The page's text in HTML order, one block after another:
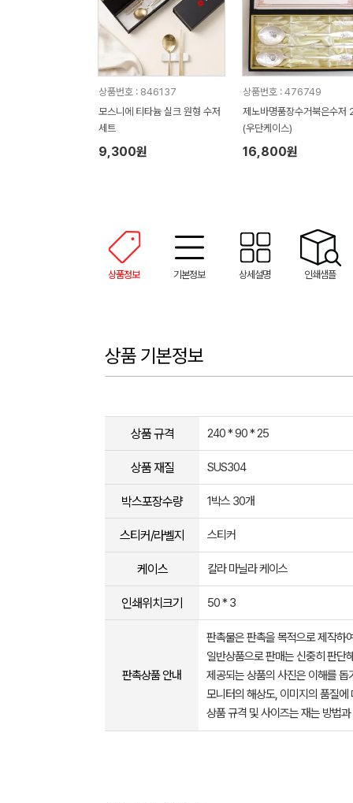
상품번호 : 846137
모스니에 티타늄 실크 원형 수저
세트
9,300원
상품번호 : 476749
제노바명품장수거북은수저
(우단케이스)
16,800원
상품정보 기본정보 상세설명 인쇄샘플
상품 기본정보
상품 규격 240 * 90 * 25
상품 재질 SUS304
박스포장수량 1박스 30개
스티커/라벨지 스티커
케이스 칼라 마닐라 케이스
인쇄위치크기 50 * 3
판촉상품 안내
판촉물은 판촉을 목적으로 제작하
일반상품으로 판매는 신중히 판단
제공되는 상품의 사진은 이해를
모니터의 해상도, 이미지의 품질
상품 규격 및 사이즈는 재는 방법